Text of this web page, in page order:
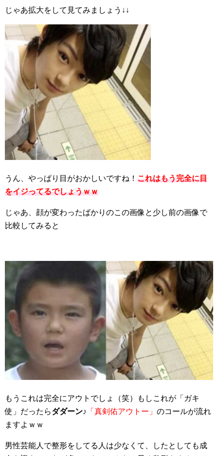
じゃあ拡大をして見てみましょう↓↓
うん、やっぱり目がおかしいですね！ これはもう完全に目
をイジってるでしょうｗｗ
じゃあ、顔が変わったばかりのこの画像と少し前の画像で
比較してみると
もうこれは完全にアウトでしょ（笑）もしこれが「ガキ
使」だったらダダーン♪ 「真剣佑アウトー」 のコールが流れ
ますよｗｗ
男性芸能人で整形をしてる人は少なくて、したとしても成